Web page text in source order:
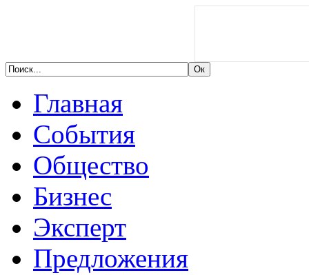
Главная
События
Общество
Бизнес
Эксперт
Предложения